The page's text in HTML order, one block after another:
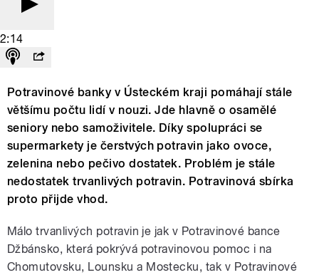
2:14
Potravinové banky v Ústeckém kraji pomáhají stále
většímu počtu lidí v nouzi. Jde hlavně o osamělé
seniory nebo samoživitele. Díky spolupráci se
supermarkety je čerstvých potravin jako ovoce,
zelenina nebo pečivo dostatek. Problém je stále
nedostatek trvanlivých potravin. Potravinová sbírka
proto přijde vhod.
Málo trvanlivých potravin je jak v Potravinové bance
Džbánsko, která pokrývá potravinovou pomoc i na
Chomutovsku, Lounsku a Mostecku, tak v Potravinové